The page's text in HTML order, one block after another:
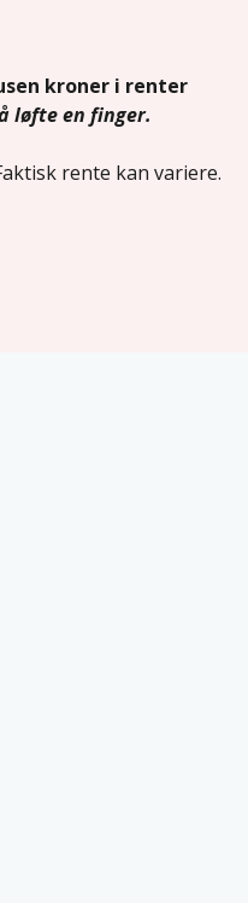
kroner i renter
løfte en finger.
rente kan variere.